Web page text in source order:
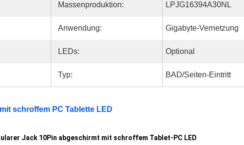
Massenproduktion: LPJG16394A30NL
Anwendung: Gigabyte-Vernetzung
LEDs: Optional
Typ: BAD/Seiten-Eintritt
schroffem PC Tablette LED
Jack 10Pin abgeschirmt mit schroffem Tablet-PC LED